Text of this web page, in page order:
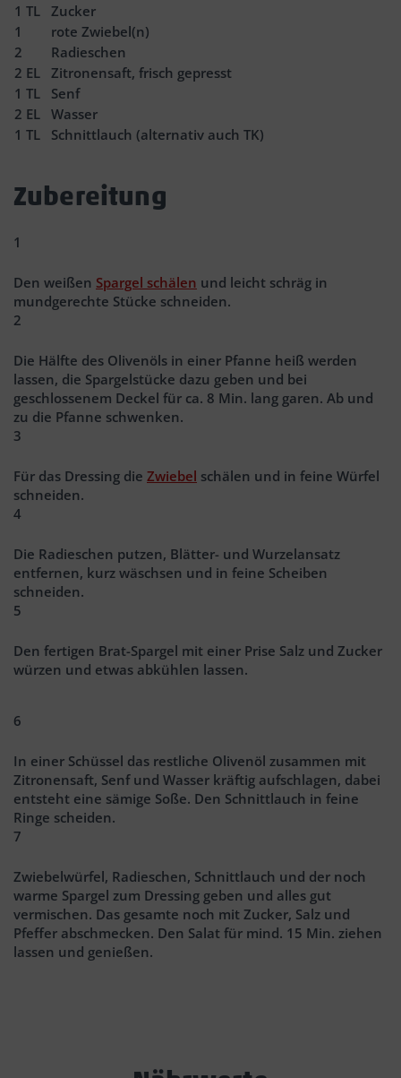
1 TL
Zucker
1
rote Zwiebel(n)
2
Radieschen
2 EL
Zitronensaft, frisch gepresst
1 TL
Senf
2 EL
Wasser
1 TL Schnittlauch (alternativ auch TK)
Zubereitung
1
Den weißen Spargel schälen und leicht schräg in
mundgerechte Stücke schneiden.
2
Die Hälfte des Olivenöls in einer Pfanne heiß werden
lassen, die Spargelstücke dazu geben und bei
geschlossenem Deckel für ca. 8 Min. lang garen. Ab und
zu die Pfanne schwenken.
3
Für das Dressing die Zwiebel schälen und in feine Würfel
schneiden.
4
Die Radieschen putzen, Blätter- und Wurzelansatz
entfernen, kurz wäschsen und in feine Scheiben
schneiden.
5
Den fertigen Brat-Spargel mit einer Prise Salz und Zucker
würzen und etwas abkühlen lassen.
6
In einer Schüssel das restliche Olivenöl zusammen mit
Zitronensaft, Senf und Wasser kräftig aufschlagen, dabei
entsteht eine sämige Soße. Den Schnittlauch in feine
Ringe scheiden.
7
Zwiebelwürfel, Radieschen, Schnittlauch und der noch
warme Spargel zum Dressing geben und alles gut
vermischen. Das gesamte noch mit Zucker, Salz und
Pfeffer abschmecken. Den Salat für mind. 15 Min. ziehen
lassen und genießen.